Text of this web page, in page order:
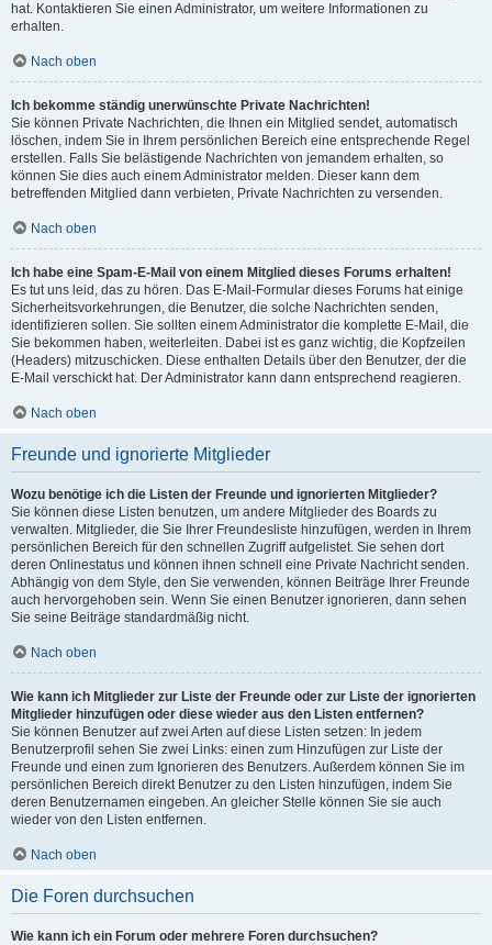
hat. Kontaktieren Sie einen Administrator, um weitere Informationen zu
erhalten.
Nach oben
Ich bekomme ständig unerwünschte Private Nachrichten!
Sie können Private Nachrichten, die Ihnen ein Mitglied sendet, automatisch
löschen, indem Sie in Ihrem persönlichen Bereich eine entsprechende Regel
erstellen. Falls Sie belästigende Nachrichten von jemandem erhalten, so
können Sie dies auch einem Administrator melden. Dieser kann dem
betreffenden Mitglied dann verbieten, Private Nachrichten zu versenden.
Nach oben
Ich habe eine Spam-E-Mail von einem Mitglied dieses Forums erhalten!
Es tut uns leid, das zu hören. Das E-Mail-Formular dieses Forums hat einige
Sicherheitsvorkehrungen, die Benutzer, die solche Nachrichten senden,
identifizieren sollen. Sie sollten einem Administrator die komplette E-Mail, die
Sie bekommen haben, weiterleiten. Dabei ist es ganz wichtig, die Kopfzeilen
(Headers) mitzuschicken. Diese enthalten Details über den Benutzer, der die
E-Mail verschickt hat. Der Administrator kann dann entsprechend reagieren.
Nach oben
Freunde und ignorierte Mitglieder
Wozu benötige ich die Listen der Freunde und ignorierten Mitglieder?
Sie können diese Listen benutzen, um andere Mitglieder des Boards zu
verwalten. Mitglieder, die Sie Ihrer Freundesliste hinzufügen, werden in Ihrem
persönlichen Bereich für den schnellen Zugriff aufgelistet. Sie sehen dort
deren Onlinestatus und können ihnen schnell eine Private Nachricht senden.
Abhängig von dem Style, den Sie verwenden, können Beiträge Ihrer Freunde
auch hervorgehoben sein. Wenn Sie einen Benutzer ignorieren, dann sehen
Sie seine Beiträge standardmäßig nicht.
Nach oben
Wie kann ich Mitglieder zur Liste der Freunde oder zur Liste der ignorierten
Mitglieder hinzufügen oder diese wieder aus den Listen entfernen?
Sie können Benutzer auf zwei Arten auf diese Listen setzen: In jedem
Benutzerprofil sehen Sie zwei Links: einen zum Hinzufügen zur Liste der
Freunde und einen zum Ignorieren des Benutzers. Außerdem können Sie im
persönlichen Bereich direkt Benutzer zu den Listen hinzufügen, indem Sie
deren Benutzernamen eingeben. An gleicher Stelle können Sie sie auch
wieder von den Listen entfernen.
Nach oben
Die Foren durchsuchen
Wie kann ich ein Forum oder mehrere Foren durchsuchen?